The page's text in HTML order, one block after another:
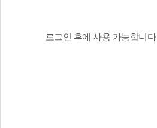
로그인 후에 사용 가능합니다